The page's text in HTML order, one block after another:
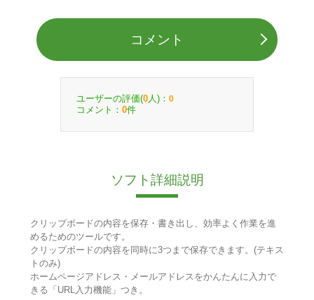
コメント
ユーザーの評価(0 人)： 0
コメント： 0件
ソフト詳細説明
クリップボードの内容を保存・書き出し、効率よく作業を進
めるためのツールです。
クリップボードの内容を同時に3つまで保存できます。(テキス
トのみ)
ホームページアドレス・メールアドレスをかんたんに入力で
きる「URL入力機能」つき。